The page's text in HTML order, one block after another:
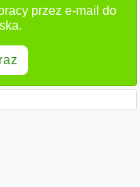
przez e-mail do